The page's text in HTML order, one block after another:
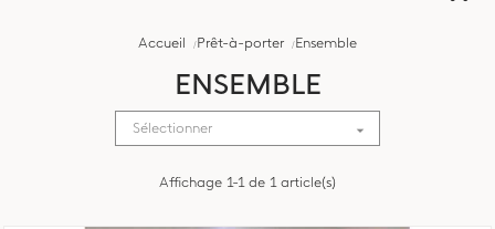
Accueil Prêt-à-porter Ensemble
ENSEMBLE
Sélectionner 
Affichage 1-1 de 1 article(s)